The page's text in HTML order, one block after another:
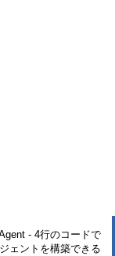
- 4行のコードで
ェントを構築できる